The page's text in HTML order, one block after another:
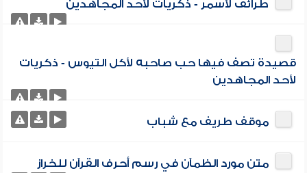
طرائف لأسمر - ذكريات لأحد المجاهدين
قصيدة تصف فيها حب صاحبه لأكل التيوس - ذكريات
لأحد المجاهدين
موقف طريف مع شباب
متن مورد الظمآن في رسم أحرف القرآن للخراز